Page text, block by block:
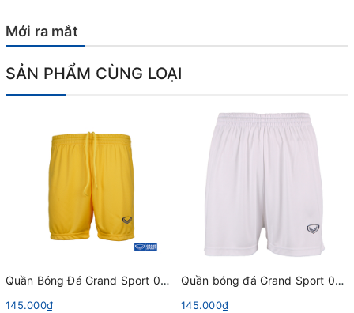
Mới ra mắt
SẢN PHẨM CÙNG LOẠI
Quần Bóng Đá Grand Sport 001001 Vàng
145.000₫
Quần bóng đá Grand Sport 001478 Trắng
145.000₫